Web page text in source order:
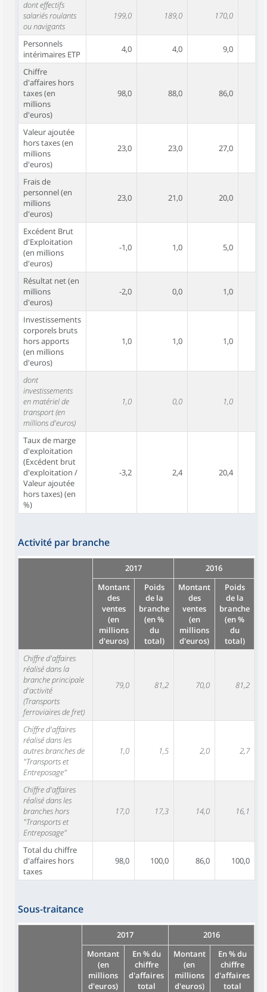
dont effectifs
salariés roulants
ou navigants
199,0 189,0 170,0
Personnels
intérimaires ETP
4,0 4,0 9,0
Chiffre
d'affaires hors
taxes (en
millions
d'euros)
98,0 88,0 86,0
Valeur ajoutée
hors taxes (en
millions
d'euros)
23,0 23,0 27,0
Frais de
personnel (en
millions
d'euros)
23,0 21,0 20,0
Excédent Brut
d'Exploitation
(en millions
d'euros)
-1,0 1,0 5,0
Résultat net (en
millions
d'euros)
-2,0 0,0 1,0
Investissements
corporels bruts
hors apports
(en millions
d'euros)
1,0 1,0 1,0
dont
investissements
en matériel de
transport (en
millions d'euros)
1,0 0,0 1,0
Taux de marge
d'exploitation
(Excédent brut
d'exploitation /
Valeur ajoutée
hors taxes) (en
%)
-3,2 2,4 20,4
Activité par branche
2017
2016
Montant
des
ventes
(en
millions
d'euros)
Poids
de la
branche
(en %
du
total)
Montant
des
ventes
(en
millions
d'euros)
Poids
de la
branche
(en %
du
total)
Chiffre d'affaires
réalisé dans la
branche principale
d'activité
(Transports
ferroviaires de fret)
79,0 81,2 70,0 81,2
Chiffre d'affaires
réalisé dans les
autres branches de
"Transports et
Entreposage"
1,0 1,5 2,0 2,7
Chiffre d'affaires
réalisé dans les
branches hors
"Transports et
Entreposage"
17,0 17,3 14,0 16,1
Total du chiffre
d'affaires hors
taxes
98,0 100,0 86,0 100,0
Sous-traitance
2017
2016
Montant
(en
millions
d'euros)
En % du
chiffre
d'affaires
total
Montant
(en
millions
d'euros)
En % du
chiffre
d'affaires
total